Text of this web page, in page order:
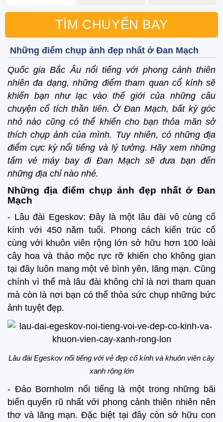
TÌM CHUYẾN BAY
Những điểm chụp ảnh đẹp nhất ở Đan Mạch
Quốc gia Bắc Âu nổi tiếng với phong cảnh thiên
nhiên đa dạng, những điểm tham quan cổ kính sẽ
khiến bạn như lạc vào thế giới của những câu
chuyện cổ tích thần tiên. Ở Đan Mạch, bất kỳ góc
nhỏ nào cũng có thể khiến cho bạn thỏa mãn sở
thích chụp ảnh của mình. Tuy nhiên, có những địa
điểm cực kỳ nổi tiếng và lý tưởng. Hãy xem những
tấm vé máy bay đi Đan Mạch sẽ đưa bạn đến
những địa chỉ nào nhé.
Những địa điểm chụp ảnh đẹp nhất ở Đan
Mạch
- Lâu đài Egeskov: Đây là một lâu đài vô cùng cổ
kính với 450 năm tuổi. Phong cách kiến trúc cổ
cùng với khuôn viên rộng lớn sở hữu hơn 100 loài
cây hoa và thảo mộc rực rỡ khiến cho không gian
tại đây luôn mang một vẻ bình yên, lãng mạn. Cũng
chính vì thế mà lâu đài không chỉ là nơi tham quan
mà còn là nơi bạn có thể thỏa sức chụp những bức
ảnh tuyệt đẹp.
Lâu đài Egeskov nổi tiếng với vẻ đẹp cổ kính và khuôn viên cây
xanh rộng lớn
- Đảo Bornholm nổi tiếng là một trong những bãi
biển quyến rũ nhất với phong cảnh thiên nhiên nên
thơ và lãng mạn. Đặc biệt tại đây còn sở hữu con